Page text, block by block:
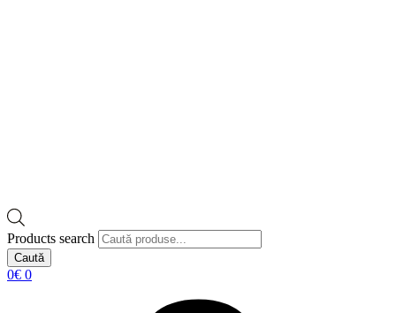
Products search
Caută
0€ 0